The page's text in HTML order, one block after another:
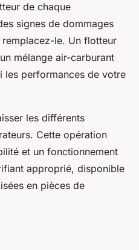
de chaque
signes de dommages
le. Un flotteur
mélange air-carburant
les performances de votre
les différents
Cette opération
et un fonctionnement
approprié, disponible
en pièces de